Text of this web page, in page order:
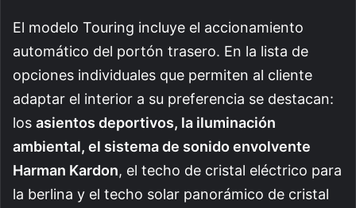
El modelo Touring incluye el accionamiento
automático del portón trasero. En la lista de
opciones individuales que permiten al cliente
adaptar el interior a su preferencia se destacan:
los asientos deportivos, la iluminación
ambiental, el sistema de sonido envolvente
Harman Kardon, el techo de cristal eléctrico para
la berlina y el techo solar panorámico de cristal